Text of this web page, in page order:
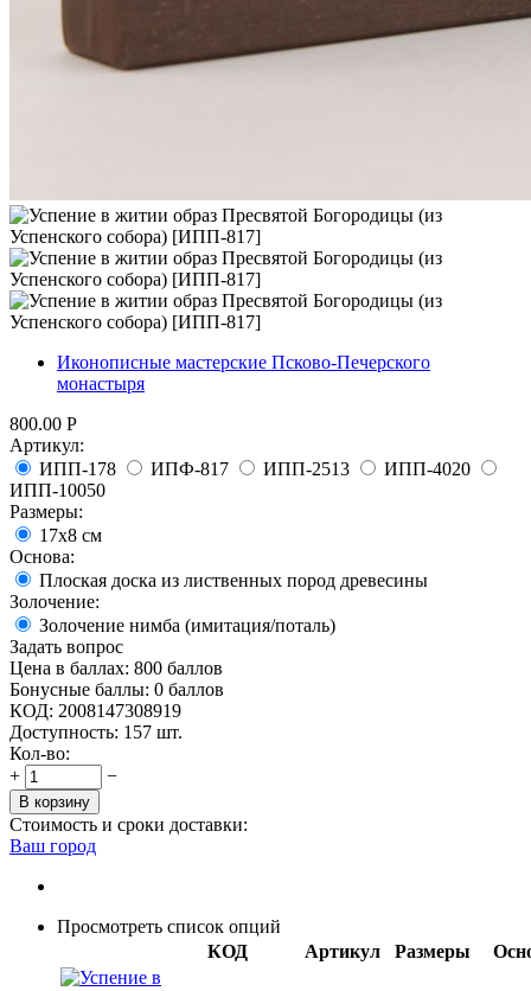
Иконописные мастерские Псково-Печерского
монастыря
800.00 Р
Артикул:
ИПП-178
ИПФ-817 ИПП-2513
ИПП-4020
ИПП-10050
Размеры:
17х8 см
Основа:
Плоская доска из лиственных пород древесины
Золочение:
Золочение нимба (имитация/поталь)
Задать вопрос
Цена в баллах: 800 баллов
Бонусные баллы: 0 баллов
КОД: 2008147308919
Доступность: 157 шт.
Кол-во:
+
−
В корзину
Стоимость и сроки доставки:
Ваш город
Просмотреть список опций
КОД
Артикул Размеры